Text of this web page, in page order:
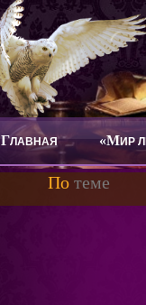
ГЛАВНАЯ «МИР
По теме